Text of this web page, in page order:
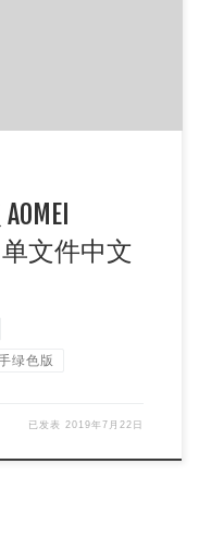
单文件中文
绿色版
已发表2019年7月22日